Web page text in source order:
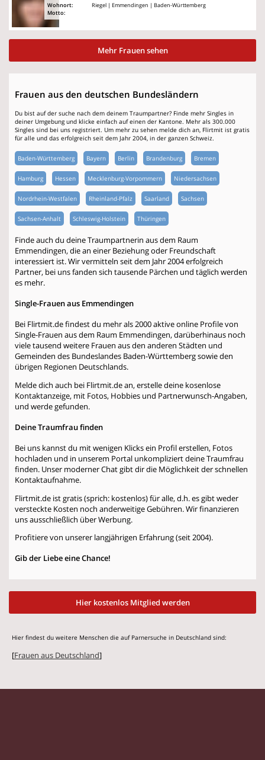
Wohnort:
Motto:
Riegel | Emmendingen | Baden-Württemberg
Mehr Frauen sehen
Frauen aus den deutschen Bundesländern
Du bist auf der suche nach dem deinem Traumpartner? Finde mehr Singles in
deiner Umgebung und klicke einfach auf einen der Kantone. Mehr als 300.000
Singles sind bei uns registriert. Um mehr zu sehen melde dich an, Flirtmit ist gratis
für alle und das erfolgreich seit dem Jahr 2004, in der ganzen Schweiz.
Baden-Württemberg Bayern Berlin Brandenburg Bremen
Hamburg Hessen Mecklenburg-Vorpommern Niedersachsen
Nordrhein-Westfalen Rheinland-Pfalz Saarland Sachsen
Sachsen-Anhalt Schleswig-Holstein Thüringen
Finde auch du deine Traumpartnerin aus dem Raum
Emmendingen, die an einer Beziehung oder Freundschaft
interessiert ist. Wir vermitteln seit dem Jahr 2004 erfolgreich
Partner, bei uns fanden sich tausende Pärchen und täglich werden
es mehr.
Single-Frauen aus Emmendingen
Bei Flirtmit.de findest du mehr als 2000 aktive online Profile von
Single-Frauen aus dem Raum Emmendingen, darüberhinaus noch
viele tausend weitere Frauen aus den anderen Städten und
Gemeinden des Bundeslandes Baden-Württemberg sowie den
übrigen Regionen Deutschlands.
Melde dich auch bei Flirtmit.de an, erstelle deine kosenlose
Kontaktanzeige, mit Fotos, Hobbies und Partnerwunsch-Angaben,
und werde gefunden.
Deine Traumfrau finden
Bei uns kannst du mit wenigen Klicks ein Profil erstellen, Fotos
hochladen und in unserem Portal unkompliziert deine Traumfrau
finden. Unser moderner Chat gibt dir die Möglichkeit der schnellen
Kontaktaufnahme.
Flirtmit.de ist gratis (sprich: kostenlos) für alle, d.h. es gibt weder
versteckte Kosten noch anderweitige Gebühren. Wir finanzieren
uns ausschließlich über Werbung.
Profitiere von unserer langjährigen Erfahrung (seit 2004).
Gib der Liebe eine Chance!
Hier kostenlos Mitglied werden
Hier findest du weitere Menschen die auf Parnersuche in Deutschland sind:
[Frauen aus Deutschland]